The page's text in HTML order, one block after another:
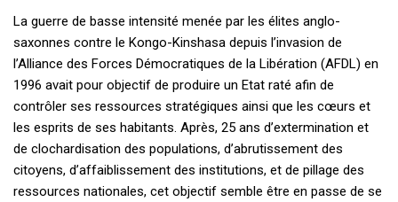
La guerre de basse intensité menée par les élites anglo-
saxonnes contre le Kongo-Kinshasa depuis l’invasion de
l’Alliance des Forces Démocratiques de la Libération (AFDL) en
1996 avait pour objectif de produire un Etat raté afin de
contrôler ses ressources stratégiques ainsi que les cœurs et
les esprits de ses habitants. Après, 25 ans d’extermination et
de clochardisation des populations, d’abrutissement des
citoyens, d’affaiblissement des institutions, et de pillage des
ressources nationales, cet objectif semble être en passe de se